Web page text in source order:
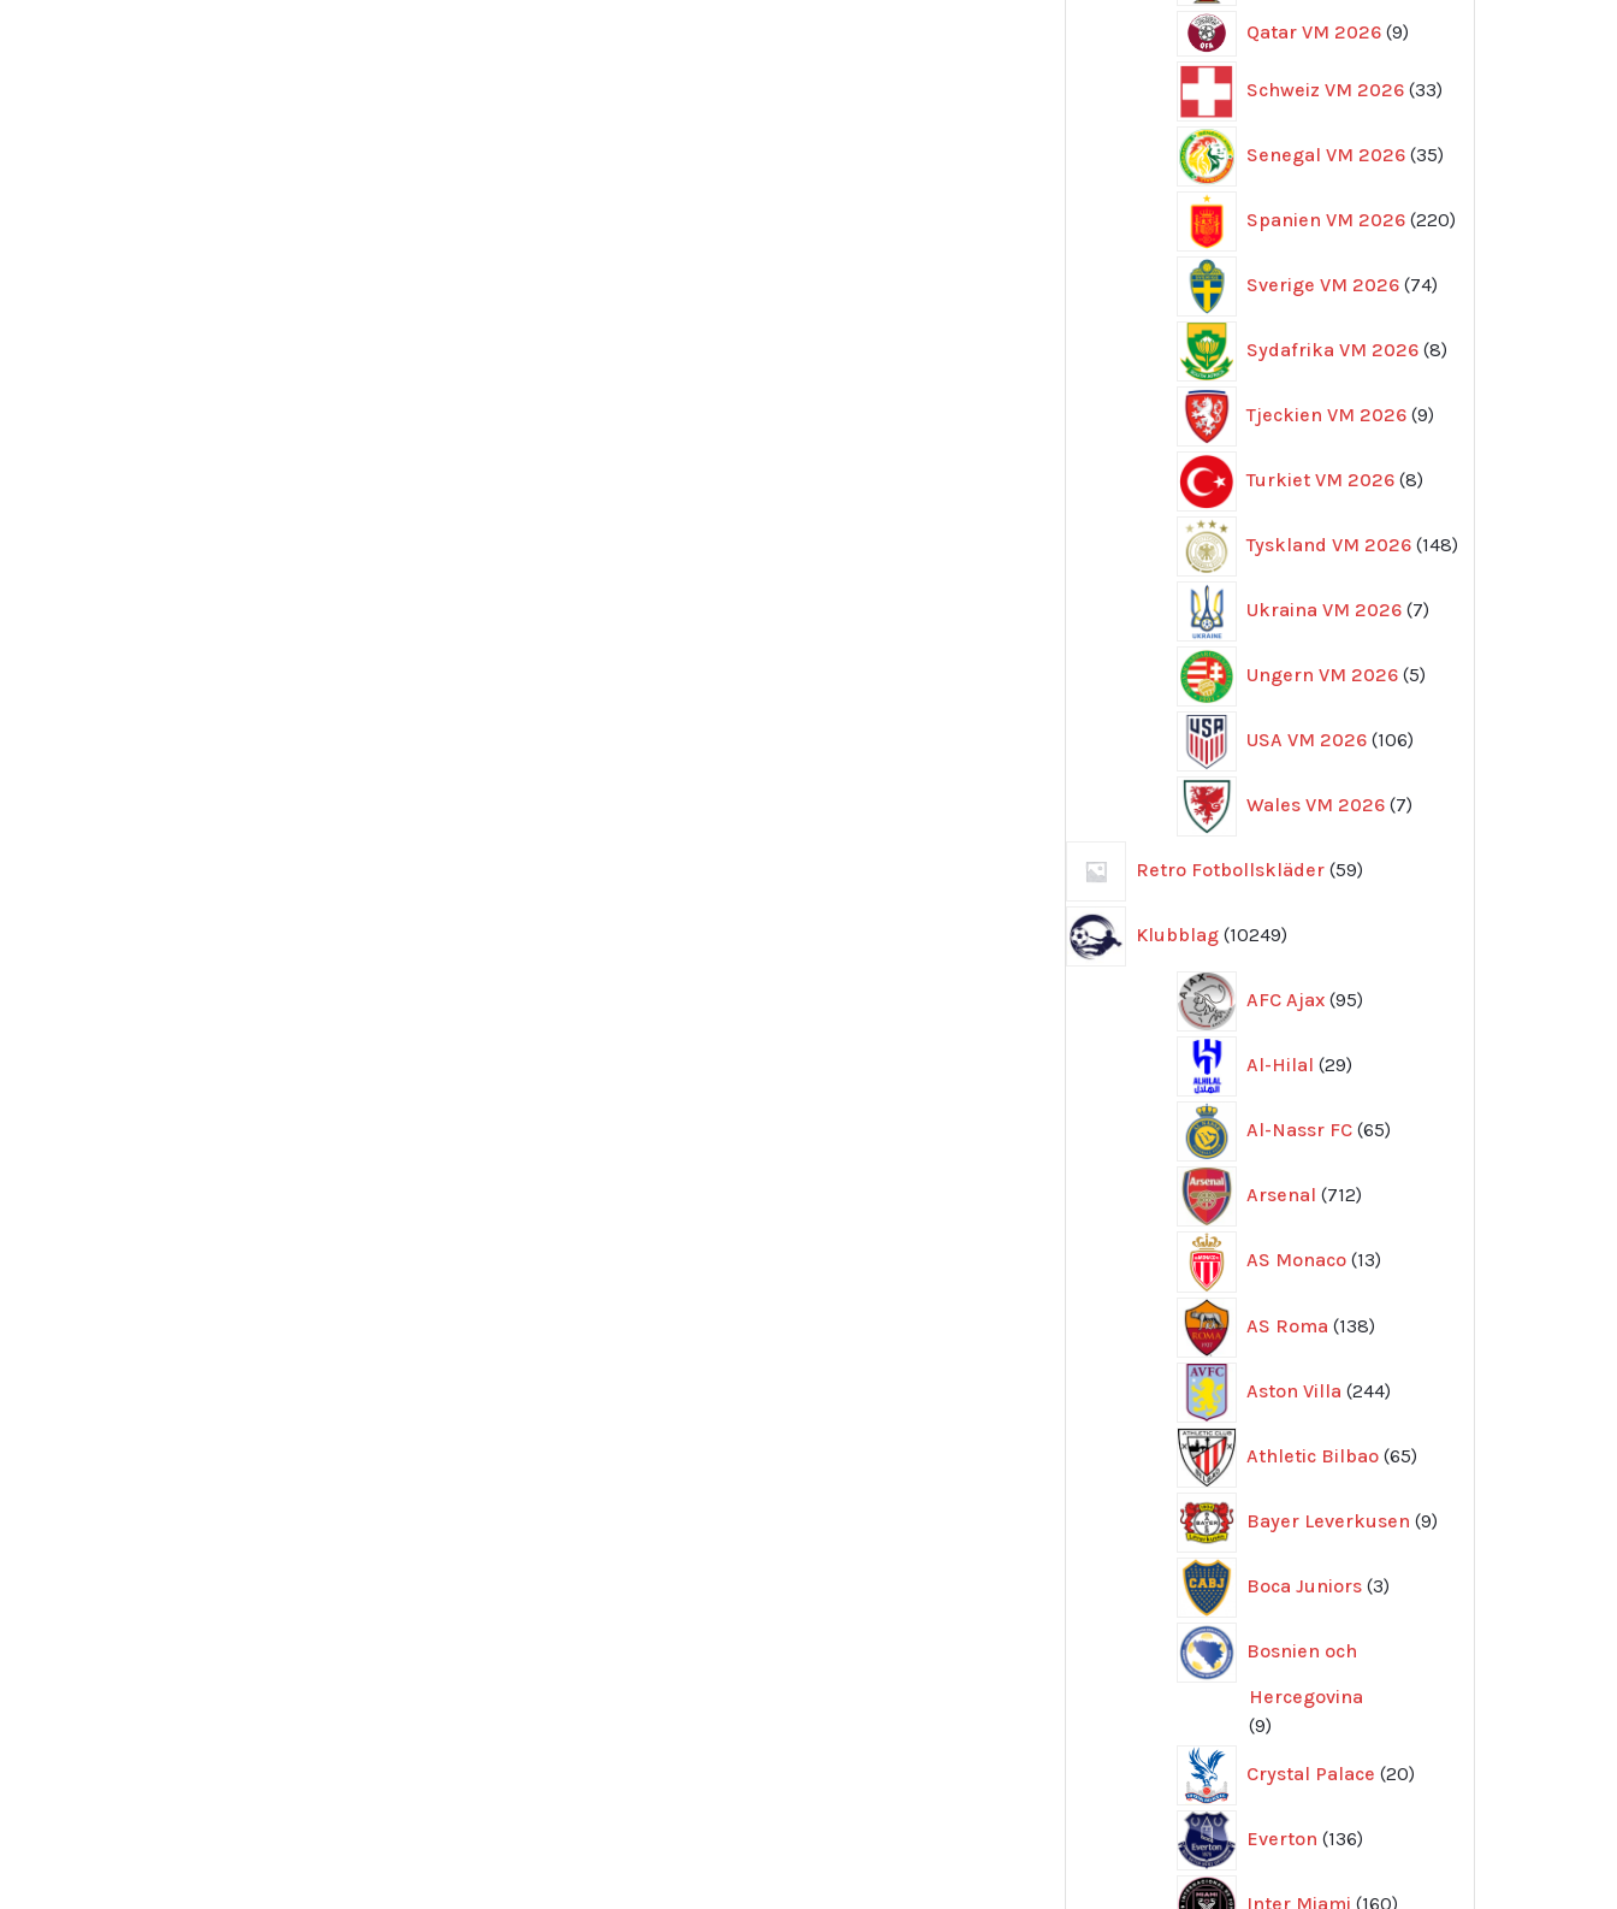
Qatar VM 2026 99
Schweiz VM 2026 33
produkter
Senegal VM 2026 35
produkter
Spanien VM 2026 220
produkter
Sverige VM 2026 74
produkter
Sydafrika VM 2026 8
produkter
Tjeckien VM 2026 9
produkter
Turkiet VM 2026 8
produkter
Tyskland VM 2026 148
produkter
Ukraina VM 2026 7
produkter
Ungern VM 2026 5
produkter
USA VM 2026 106
produkter
Wales VM 2026 7
produkter
Retro Fotbollskläder 59
produkter
Klubblag 10249
produkter
AFC Ajax 95
produkter
Al-Hilal 29
produkter
Al-Nassr FC 65
produkter
Arsenal 712
produkter
AS Monaco 13
produkter
AS Roma 138
produkter
Aston Villa 244
produkter
Athletic Bilbao 65
produkter
Bayer Leverkusen 9
produkter
Boca Juniors 3
produkter
Bosnien och
Hercegovina
99
Crystal Palace 20
produkter
Everton 136
produkter
Inter Miami 160